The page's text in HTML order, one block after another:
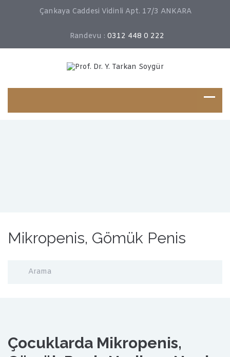
Çankaya Caddesi Vidinli Apt. 17/3 ANKARA
Randevu : 0312 448 0 222
Mikropenis, Gömük Penis
Çocuklarda Mikropenis,